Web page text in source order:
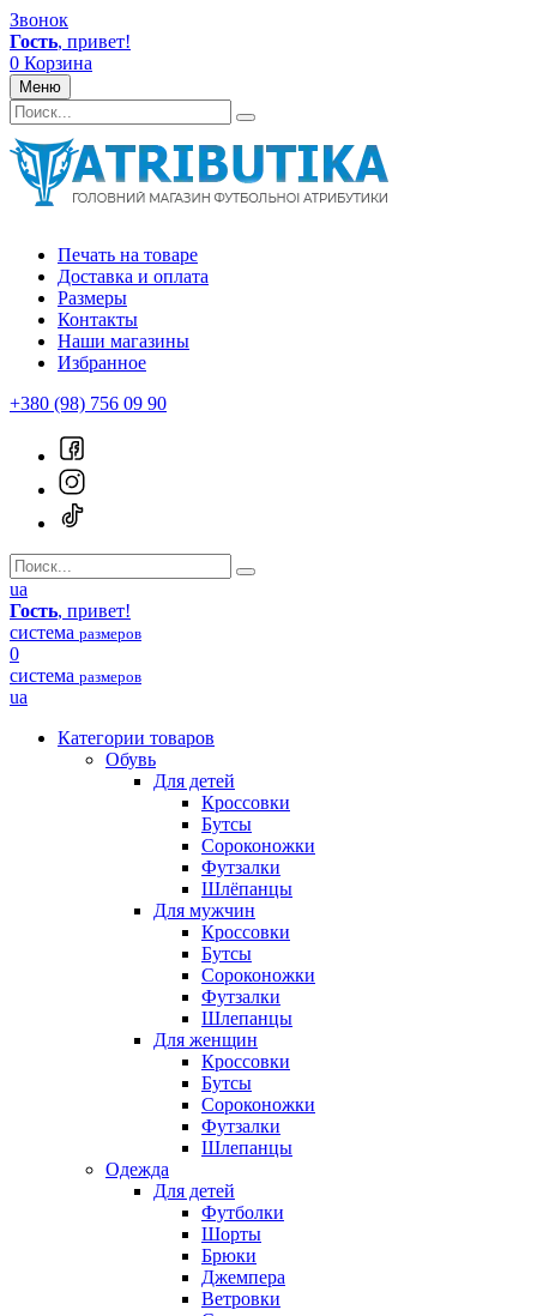
Звонок
Гость, привет!
0 Корзина
Меню
Печать на товаре
Доставка и оплата
Размеры
Контакты
Наши магазины
Избранное
+380 (98) 756 09 90
ua
Гость, привет!
система размеров
0
система размеров
ua
Категории товаров
Обувь
Для детей
Кроссовки
Бутсы
Сороконожки
Футзалки
Шлёпанцы
Для мужчин
Кроссовки
Бутсы
Сороконожки
Футзалки
Шлепанцы
Для женщин
Кроссовки
Бутсы
Сороконожки
Футзалки
Шлепанцы
Одежда
Для детей
Футболки
Шорты
Брюки
Джемпера
Ветровки